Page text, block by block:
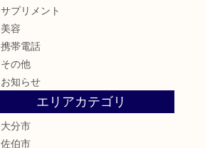
サプリメント
美容
携帯電話
その他
お知らせ
エリアカテゴリ
大分市
佐伯市